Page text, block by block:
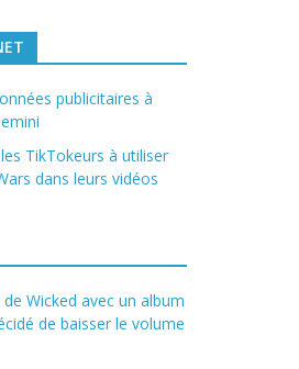
publicitaires à
TikTokeurs à utiliser
dans leurs vidéos
Wicked avec un album
de baisser le volume